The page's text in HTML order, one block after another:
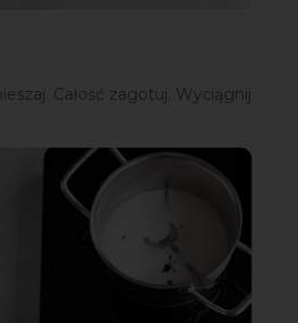
Całość zagotuj. Wyciągnij